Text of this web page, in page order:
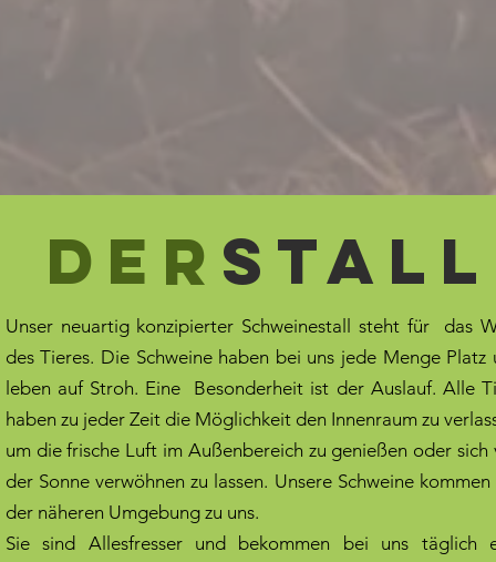
Der Stall
Unser neuartig konzipierter Schweinestall steht für das
des Tieres. Die Schweine haben bei uns jede Menge Platz
leben auf Stroh. Eine Besonderheit ist der Auslauf. Alle
haben zu jeder Zeit die Möglichkeit den Innenraum zu
um die frische Luft im Außenbereich zu genießen oder sich
der Sonne verwöhnen zu lassen. Unsere Schweine kommen
der näheren Umgebung zu uns.
Sie sind Allesfresser und bekommen bei uns täglich